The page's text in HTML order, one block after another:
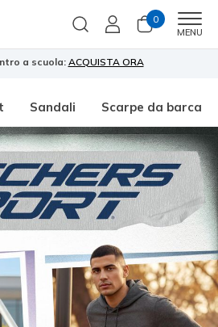
0
MENU
a scuola: ACQUISTA ORA
Sandali Scarpe da barca